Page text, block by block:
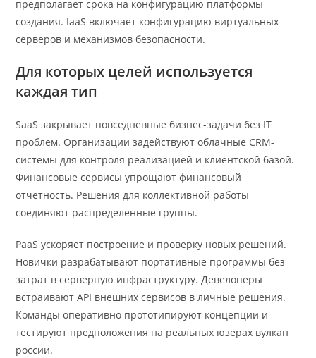
предполагает срока на конфигурацию платформы
создания. IaaS включает конфигурацию виртуальных
серверов и механизмов безопасности.
Для которых целей используется
каждая тип
SaaS закрывает повседневные бизнес-задачи без IT
проблем. Организации задействуют облачные CRM-
системы для контроля реализацией и клиентской базой.
Финансовые сервисы упрощают финансовый
отчетность. Решения для коллективной работы
соединяют распределенные группы.
PaaS ускоряет построение и проверку новых решений.
Новички разрабатывают портативные программы без
затрат в серверную инфраструктуру. Девелоперы
встраивают API внешних сервисов в личные решения.
Команды оперативно прототипируют концепции и
тестируют предположения на реальных юзерах вулкан
россии.